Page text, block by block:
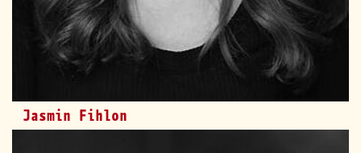
Jasmin Fihlon